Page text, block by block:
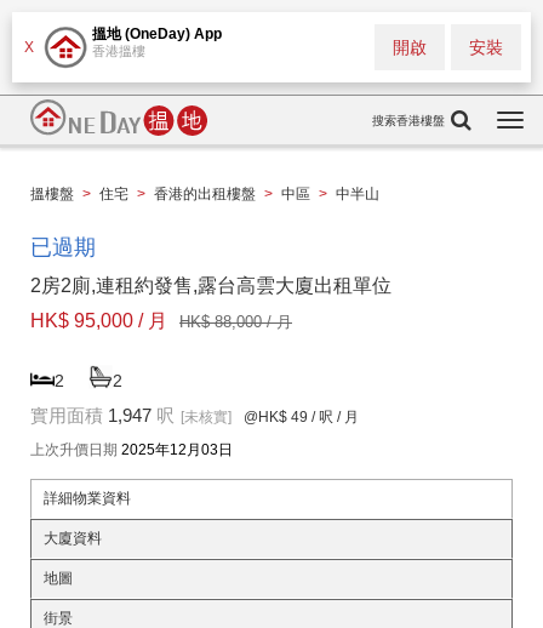
X
搵地 (OneDay) App
香港搵樓 安裝
開啟
搜索香港樓盤
搵樓盤 > 住宅 > 香港的出租樓盤 > 中區 > 中半山
已過期
2房2廁,連租約發售,露台高雲大廈出租單位
HK$ 95,000 / 月
HK$ 88,000 / 月
2 2
實用面積 1,947 呎 [未核實] @HK$ 49 / 呎 / 月
上次升價日期 2025年12月03日
詳細物業資料
大廈資料
地圖
街景